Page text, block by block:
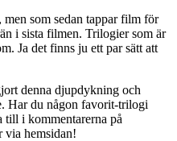
som sedan tappar film för
i sista filmen. Trilogier som är
Ja det finns ju ett par sätt att
denna djupdykning och
Har du någon favorit-trilogi
till i kommentarerna på
via hemsidan!